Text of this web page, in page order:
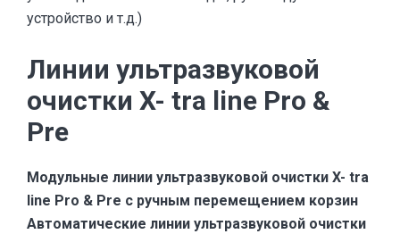
устройство и т.д.)
Линии ультразвуковой
очистки X- tra line Pro &
Pre
Модульные линии ультразвуковой очистки X- tra
line Pro & Pre c ручным перемещением корзин
Автоматические линии ультразвуковой очистки